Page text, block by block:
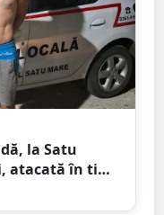
la Satu
atacată în timp